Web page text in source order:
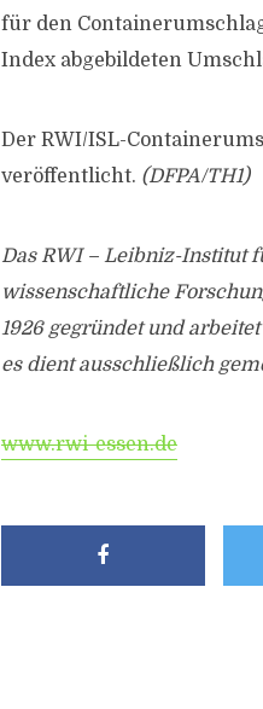
für den
Index abgebildeten
Der RWI/ISL-
veröffentlicht. (DFPA/TH1)
Das RWI – Leibniz-Institut
wissenschaftliche
1926 gegründet und
es dient ausschließlich
www.rwi-essen.de